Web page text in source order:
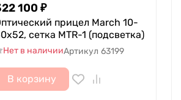
100 ₽
прицел March 10-
сетка MTR-1 (подсветка)
Нет в наличииАртикул 63199
В корзину